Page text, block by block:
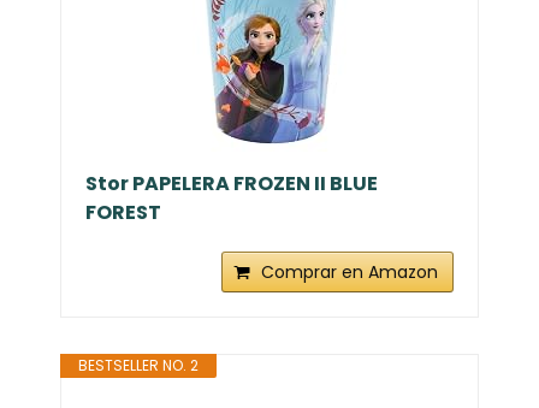
Stor PAPELERA FROZEN II BLUE
FOREST
Comprar en Amazon
BESTSELLER NO. 2